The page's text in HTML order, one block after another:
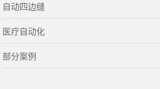
自动四边缝
医疗自动化
部分案例